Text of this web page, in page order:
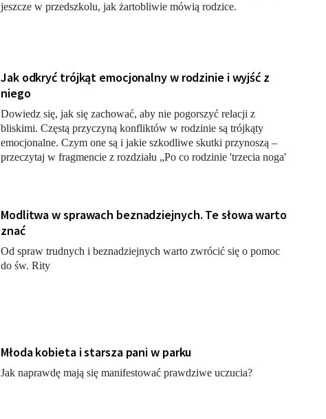
jeszcze w przedszkolu, jak żartobliwie mówią rodzice.
Jak odkryć trójkąt emocjonalny w rodzinie i wyjść z
niego
Dowiedz się, jak się zachować, aby nie pogorszyć relacji z
bliskimi. Częstą przyczyną konfliktów w rodzinie są trójkąty
emocjonalne. Czym one są i jakie szkodliwe skutki przynoszą –
przeczytaj w fragmencie z rozdziału „Po co rodzinie 'trzecia noga'
Modlitwa w sprawach beznadziejnych. Te słowa warto
znać
Od spraw trudnych i beznadziejnych warto zwrócić się o pomoc
do św. Rity
Młoda kobieta i starsza pani w parku
Jak naprawdę mają się manifestować prawdziwe uczucia?